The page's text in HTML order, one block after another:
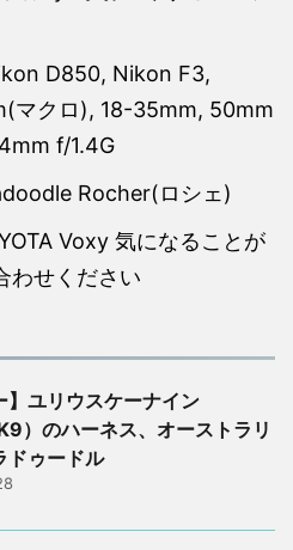
D850, Nikon F3,
マクロ), 18-35mm, 50mm
f/1.4G
Rocher(ロシェ)
Voxy 気になることが
わせください
】ユリウスケーナイン
）のハーネス、オーストラリ
ドゥードル